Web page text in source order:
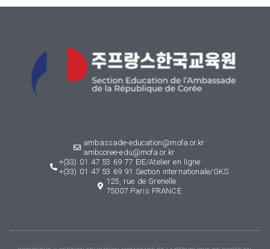
ambassade-education@mofa.or.kr
ambcoree-edu@mofa.or.kr
+(33) 01 47 53 69 77 EIE/Atelier en ligne
+(33) 01 47 53 69 91 Section internationale/GKS
125, rue de Grenelle
75007 Paris FRANCE